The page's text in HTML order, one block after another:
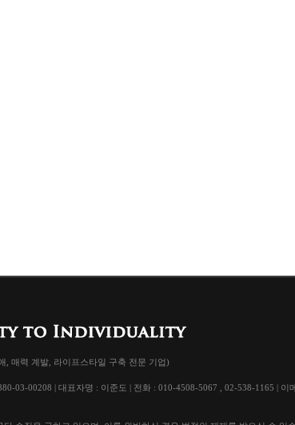
, 매력 계발, 라이프스타일 구축 전문 기업)
03-00208 | 대표자명 : 이준도 | 전화 : 010-4508-5067 , 02-538-1165 |